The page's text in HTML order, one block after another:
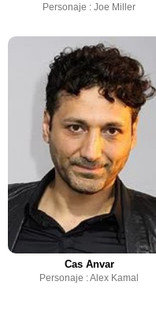
Personaje : Joe Miller
Cas Anvar
Personaje : Alex Kamal